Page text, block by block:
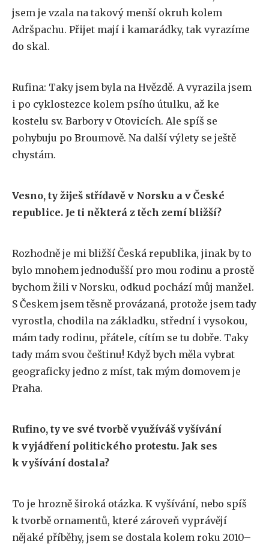
jsem je vzala na takový menší okruh kolem
Adršpachu. Přijet mají i kamarádky, tak vyrazíme
do skal.
Rufina: Taky jsem byla na Hvězdě. A vyrazila jsem
i po cyklostezce kolem psího útulku, až ke
kostelu sv. Barbory v Otovicích. Ale spíš se
pohybuju po Broumově. Na další výlety se ještě
chystám.
Vesno, ty žiješ střídavě v Norsku a v České
republice. Je ti některá z těch zemí bližší?
Rozhodně je mi bližší Česká republika, jinak by to
bylo mnohem jednodušší pro mou rodinu a prostě
bychom žili v Norsku, odkud pochází můj manžel.
S Českem jsem těsně provázaná, protože jsem tady
vyrostla, chodila na základku, střední i vysokou,
mám tady rodinu, přátele, cítím se tu dobře. Taky
tady mám svou češtinu! Když bych měla vybrat
geograficky jedno z míst, tak mým domovem je
Praha.
Rufino, ty ve své tvorbě využíváš vyšívání
k vyjádření politického protestu. Jak ses
k vyšívání dostala?
To je hrozně široká otázka. K vyšívání, nebo spíš
k tvorbě ornamentů, které zároveň vyprávějí
nějaké příběhy, jsem se dostala kolem roku 2010–